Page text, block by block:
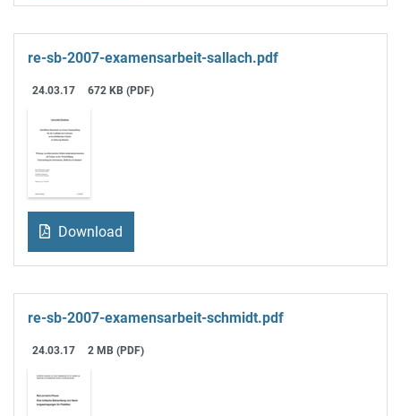
re-sb-2007-examensarbeit-sallach.pdf
24.03.17 672 KB (PDF)
Download
re-sb-2007-examensarbeit-schmidt.pdf
24.03.17 2 MB (PDF)